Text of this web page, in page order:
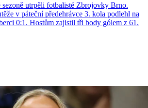
utrpěli fotbalisté Zbrojovky Brno.
v páteční předehrávce 3. kola podlehl na
0:1. Hostům zajistil tři body gólem z 61.